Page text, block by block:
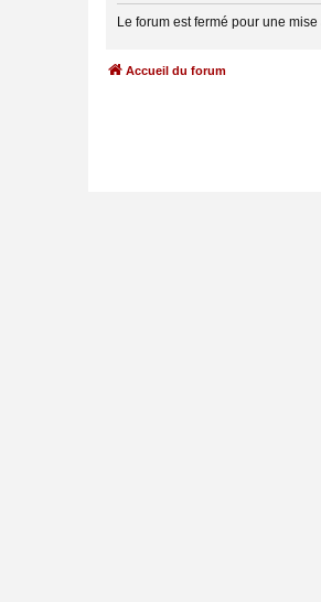
Le forum est fermé pour une
Accueil du forum